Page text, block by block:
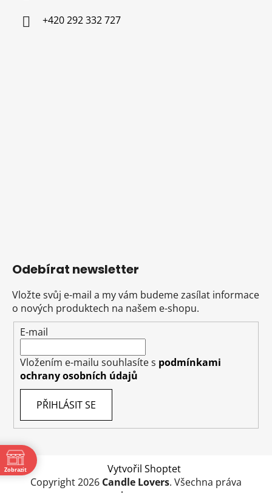
+420 292 332 727
Odebírat newsletter
Vložte svůj e-mail a my vám budeme zasílat informace
o nových produktech na našem e-shopu.
E-mail
Vložením e-mailu souhlasíte s podmínkami
ochrany osobních údajů
PŘIHLÁSIT SE
Vytvořil Shoptet
Copyright 2026 Candle Lovers. Všechna práva
Zobrazit